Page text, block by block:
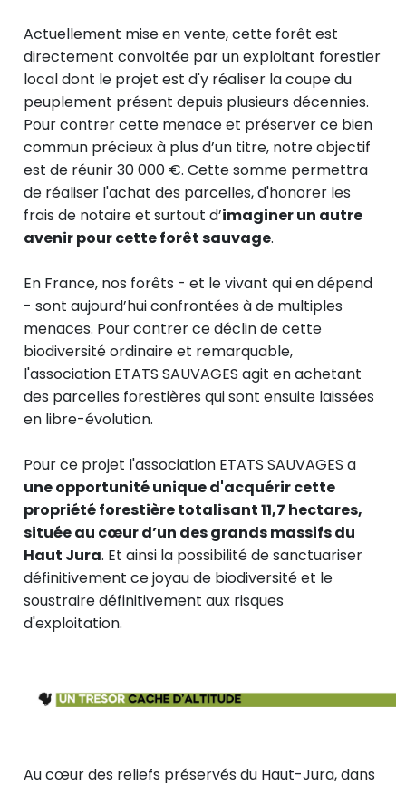
Actuellement mise en vente, cette forêt est
directement convoitée par un exploitant forestier
local dont le projet est d'y réaliser la coupe du
peuplement présent depuis plusieurs décennies.
Pour contrer cette menace et préserver ce bien
commun précieux à plus d’un titre, notre objectif
est de réunir 30 000 €. Cette somme permettra
de réaliser l'achat des parcelles, d'honorer les
frais de notaire et surtout d’imaginer un autre
avenir pour cette forêt sauvage.
En France, nos forêts - et le vivant qui en dépend
- sont aujourd’hui confrontées à de multiples
menaces. Pour contrer ce déclin de cette
biodiversité ordinaire et remarquable,
l'association ETATS SAUVAGES agit en achetant
des parcelles forestières qui sont ensuite laissées
en libre-évolution.
Pour ce projet l'association ETATS SAUVAGES a
une opportunité unique d'acquérir cette
propriété forestière totalisant 11,7 hectares,
situéeau cœur d’un des grands massifs du
Haut Jura. Et ainsi la possibilité de sanctuariser
définitivement ce joyau de biodiversité et le
soustraire définitivement aux risques
d'exploitation.
Au cœur des reliefs préservés du Haut-Jura, dans